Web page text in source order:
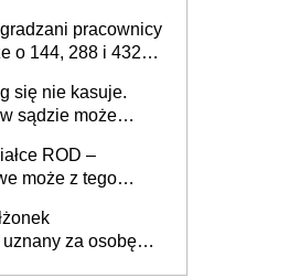
pracownicy
o 144, 288 i 432
się nie kasuje.
sądzie może
ROD –
może z tego
za osobę